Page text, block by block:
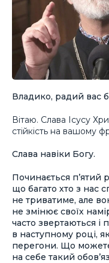
Владико, радий вас
Вітаю. Слава Ісусу
стійкість на вашому
Слава навіки Богу.
Починається п’ятий
що багато хто з нас
не триватиме, але
не змінює своїх
часто звертаються і
в наступному році,
перегони. Що
на себе такий